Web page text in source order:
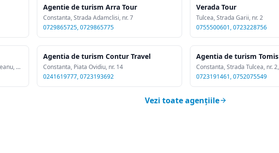
Agentie de turism Arra Tour
Constanta, Strada Adamclisi, nr. 7
0729865725, 0729865775
Verada Tour
Tulcea, Strada Garii, nr. 2
0755500601, 0723228756
Constanta, Bulevardul Alexandru Lapusneanu, nr. 116 C
Agentia de turism Contur Travel
Constanta, Piata Ovidiu, nr. 14
0241619777, 0723193692
Agentia de turism
Constanta, Strada Tulcea, nr.
0723191461, 0752075549
Vezi toate agențiile